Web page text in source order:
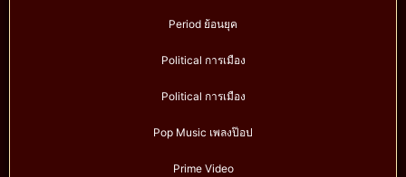
Period ย้อนยุค
Political การเมือง
Political การเมือง
Pop Music เพลงป๊อป
Prime Video